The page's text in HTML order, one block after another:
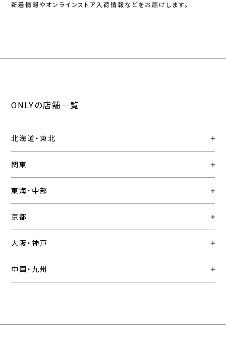
新着情報やオンラインストア入荷情報などをお届けします。
ONLYの店舗一覧
北海道・東北
関東
東海・中部
京都
大阪・神戸
中国・九州